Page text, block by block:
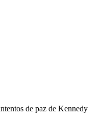
de paz de Kennedy